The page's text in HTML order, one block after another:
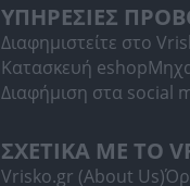
ΥΠΗΡΕΣΙΕΣ
Διαφημιστείτε στο
Κατασκευή eshop
Διαφήμιση στα social
ΣΧΕΤΙΚΑ ΜΕ ΤΟ
Vrisko.gr (About Us)